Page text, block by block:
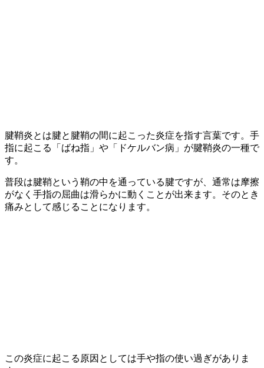
腱鞘炎とは腱と腱鞘の間に起こった炎症を指す言葉です。手
指に起こる「ばね指」や「ドケルバン病」が腱鞘炎の一種で
す。
普段は腱鞘という鞘の中を通っている腱ですが、通常は摩擦
がなく手指の屈曲は滑らかに動くことが出来ます。そのとき
痛みとして感じることになります。
この炎症に起こる原因としては手や指の使い過ぎがありま